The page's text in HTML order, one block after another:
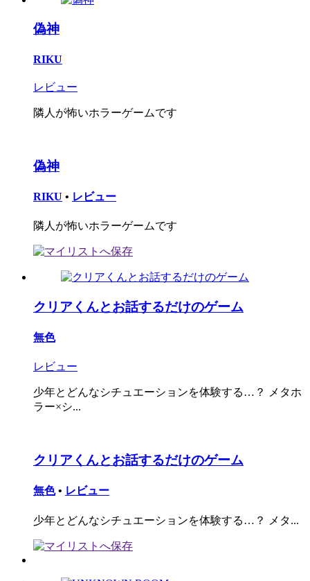
偽神
RIKU
レビュー
隣人が怖いホラーゲームです
偽神
RIKU • レビュー
隣人が怖いホラーゲームです
クリアくんとお話するだけのゲーム
無色
レビュー
少年とどんなシチュエーションを体験する…？ メタホ
ラー×シ...
クリアくんとお話するだけのゲーム
無色 • レビュー
少年とどんなシチュエーションを体験する…？ メタ...